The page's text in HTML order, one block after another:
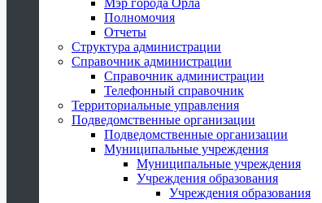
Мэр города Орла
Полномочия
Отчеты
Структура администрации
Справочник администрации
Справочник администрации
Телефонный справочник
Территориальные управления
Подведомственные организации
Подведомственные организации
Муниципальные учреждения
Муниципальные учреждения
Учреждения образования
Учреждения образования